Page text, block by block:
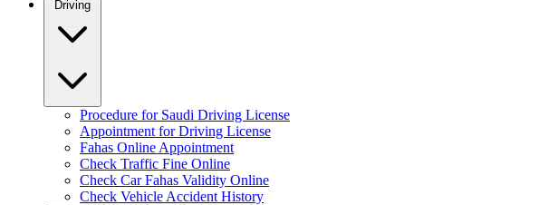
Procedure for Saudi Driving License
Appointment for Driving License
Fahas Online Appointment
Check Traffic Fine Online
Check Car Fahas Validity Online
Check Vehicle Accident History